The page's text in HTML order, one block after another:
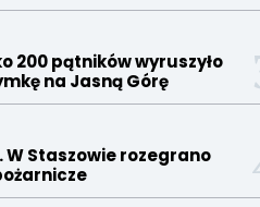
200 pątników wyruszyło
na Jasną Górę
W Staszowie rozegrano